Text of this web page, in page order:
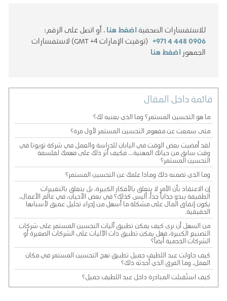
للاستفسارات الصحفيةاضغط هنا، أو اتصل على الرقم:
+971 4 448 0906
(توقيت الإمارات GMT +4) لاستفسارات
الجمهور اضغط هنا
قائمة داخل المقال
ما هو التحسين المستمر؟ وما الذي يعنيه لك؟
متى سمعت عن مفهوم التحسين المستمر لأول مرة؟
لقد أمضيت بعض الوقت في اليابان للدراسة والعمل في شركة تويوتا في
وقت سابق من حياتك المهنية… فكيف أثر ذلك على فهمك لفلسفة
التحسين المستمر؟
وما الذي تضمنه ذلك وماذا علمك عن التحسين المستمر؟
إن الاعتقاد بأن الأمر لا يتعلق بالأفكار الكبيرة، بل يتعلق بالتغييرات
الطفيفة يبدو جذاباً جداً، أليس كذلك؟ في بعض الأحيان، في عالم الأعمال،
يكون إنفاق المال على مشكلة ما أسهل من إجراء تحليل عميق لأسبابها
الحقيقية.
من السهل أن نرى كيف يمكن تطبيق آليات التحسين المستمر على شركات
التصنيع الكبيرة، فهل يمكن تطبيق ذات الآليات على الشركات الصغيرة أو
الشركات الخدمية أيضاً؟
كيف حاولت عبد اللطيف جميل تطبيق نهج التحسين المستمر في مكان
العمل، وما الفرق الذي أحدثه ذلك؟
كيف استُقبلت المبادرة داخل عبد اللطيف جميل؟
كيف يمكن لفلسفة التحسين المستمر هذه أن تساعد عبد اللطيف جميل